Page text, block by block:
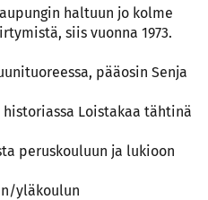
haltuun jo kolme
siis vuonna 1973.
pääosin Senja
Loistakaa tähtinä
peruskouluun ja lukioon
yläkoulun